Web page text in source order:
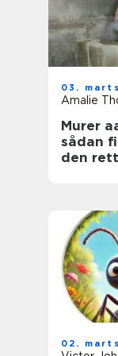
03.
Amalie
Murer
sådan
den
02.